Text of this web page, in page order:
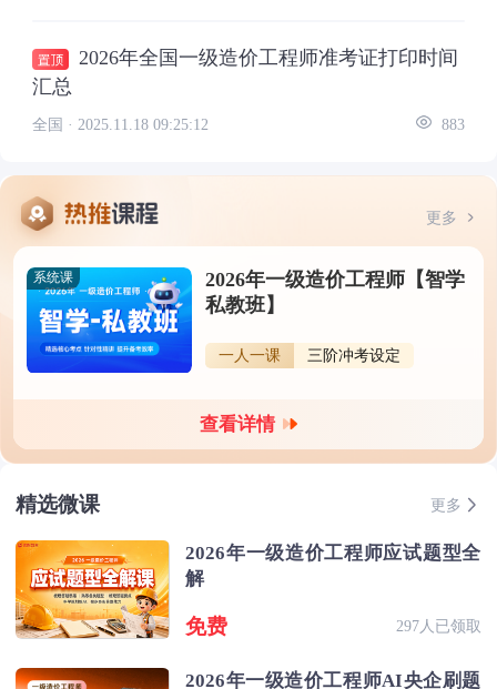
2026年全国一级造价工程师准考证打印时间
汇总
全国 · 2025.11.18 09:25:12 883
更多
系统课
2026年一级造价工程师【智学
私教班】
一人一课 三阶冲考设定
查看详情
精选微课 更多
2026年一级造价工程师应试题型全
解
免费 297人已领取
2026年一级造价工程师AI央企刷题